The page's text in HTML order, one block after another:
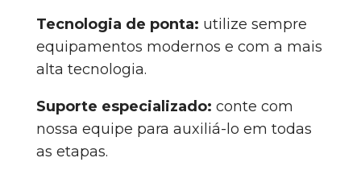
Tecnologia de ponta: utilize sempre
equipamentos modernos e com a mais
alta tecnologia.
Suporte especializado: conte com
nossa equipe para auxiliá-lo em todas
as etapas.